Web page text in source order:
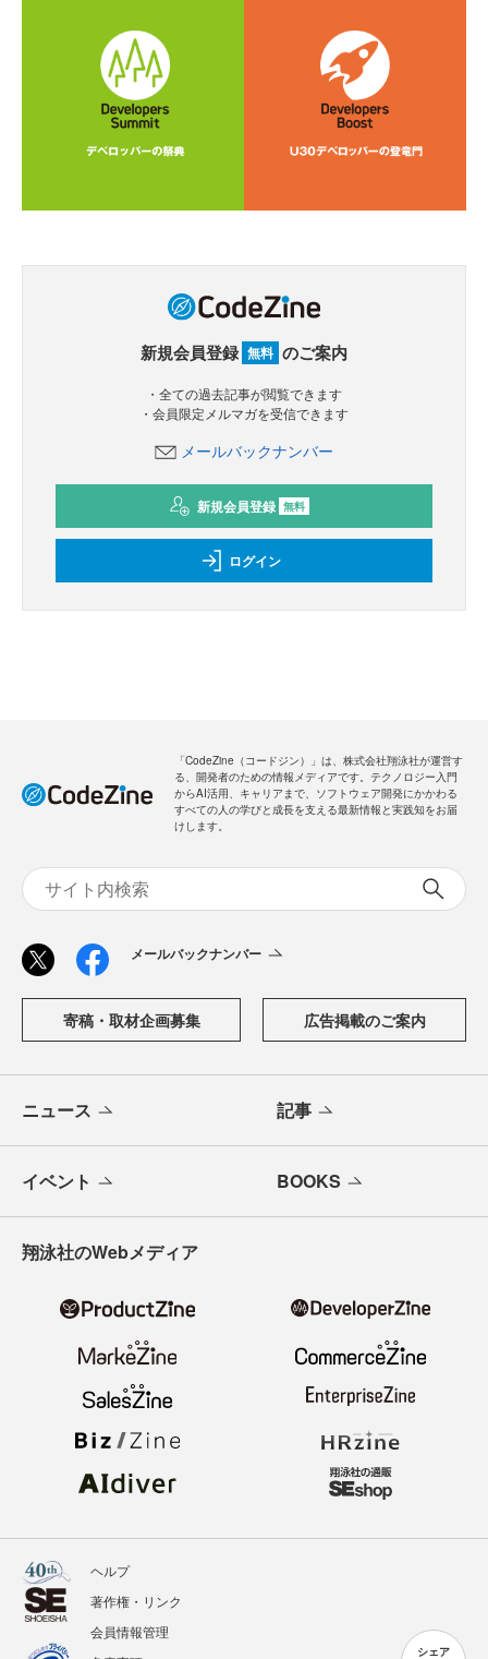
シェア
新規会員登録 無料 のご案内
・全ての過去記事が閲覧できます
・会員限定メルマガを受信できます
メールバックナンバー
新規会員登録 無料
ログイン
「CodeZine（コードジン）」は、株式会社翔泳社が運営す
る、開発者のための情報メディアです。テクノロジー入門
からAI活用、キャリアまで、ソフトウェア開発にかかわる
すべての人の学びと成長を支える最新情報と実践知をお届
けします。
メールバックナンバー
寄稿・取材企画募集 広告掲載のご案内
ニュース 記事
イベント BOOKS
翔泳社のWebメディア
ヘルプ
著作権・リンク
会員情報管理